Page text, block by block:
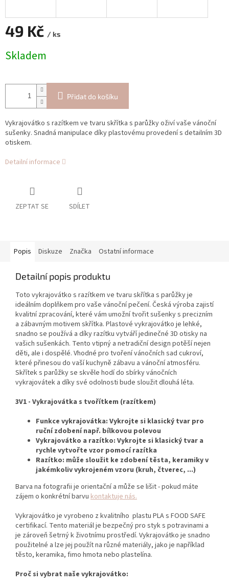
49 Kč / ks
cena:
Skladem
Přidat do košíku
Vykrajovátko s razítkem ve tvaru skřítka s parůžky oživí vaše vánoční
sušenky. Snadná manipulace díky plastovému provedení s detailním 3D
otiskem.
Detailní informace
ZEPTAT SE SDÍLET
Popis Diskuze Značka Ostatní informace
Detailní popis produktu
Toto vykrajovátko s razítkem ve tvaru skřítka s parůžky je
ideálním doplňkem pro vaše vánoční pečení. Česká výroba zajistí
kvalitní zpracování, které vám umožní tvořit sušenky s precizním
a zábavným motivem skřítka. Plastové vykrajovátko je lehké,
snadno se používá a díky razítku vytváří jedinečné 3D otisky na
vašich sušenkách. Tento vtipný a netradiční design potěší nejen
děti, ale i dospělé. Vhodné pro tvoření vánočních sad cukroví,
které přinesou do vaší kuchyně zábavu a vánoční atmosféru.
Skřítek s parůžky se skvěle hodí do sbírky vánočních
vykrajovátek a díky své odolnosti bude sloužit dlouhá léta.
3V1 - Vykrajovátka s tvořítkem (razítkem)
Funkce vykrajovátka: Vykrojte si klasický tvar pro
ruční zdobení např. bílkovou polevou
Vykrajovátko a razítko: Vykrojte si klasický tvar a
rychle vytvořte vzor pomocí razítka
Razítko: může sloužit ke zdobení těsta, keramiky v
jakémkoliv vykrojeném vzoru (kruh, čtverec, ...)
Barva na fotografii je orientační a může se lišit - pokud máte
zájem o konkrétní barvu kontaktuje nás.
Vykrajovátko je vyrobeno z kvalitního plastu PLA s FOOD SAFE
certifikací. Tento materiál je bezpečný pro styk s potravinami a
je zároveň šetrný k životnímu prostředí. Vykrajovátko je snadno
použitelné a lze jej použít na různé materiály, jako je například
těsto, keramika, fimo hmota nebo plastelína.
Proč si vybrat naše vykrajovátko: